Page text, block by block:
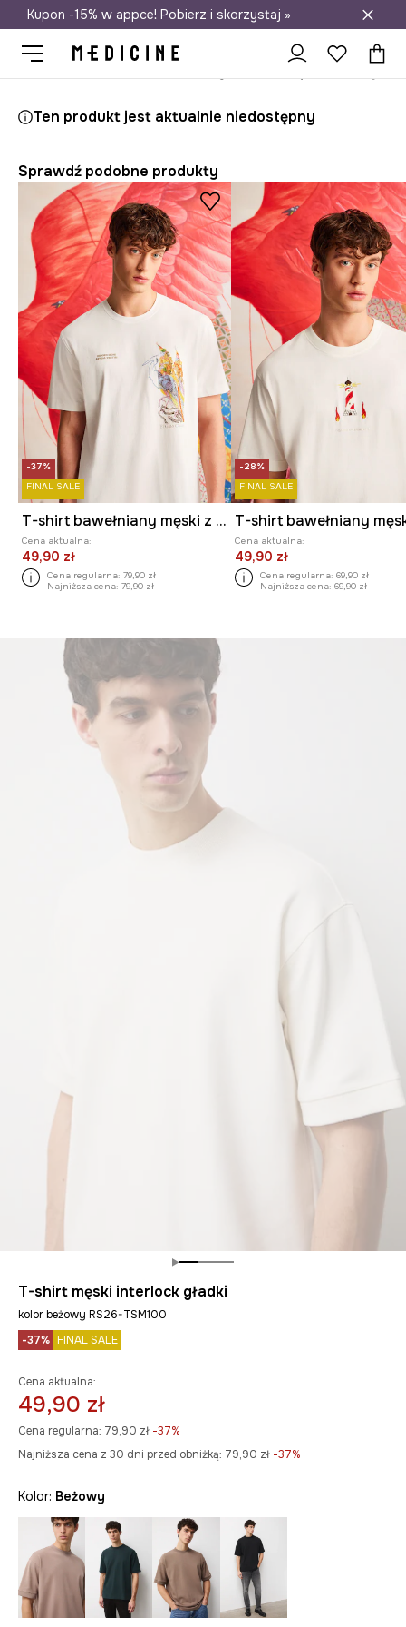
Darmowa dostawa do salonów
Kupon -15% w appce! Pobierz i skorzystaj »
Ten produkt jest aktualnie niedostępny
Sprawdź podobne produkty
-37%
FINAL SALE
T-shirt bawełniany męski z elastanem z kolekcji El Gato Chimney x Medicine kolor beżowy
Cena aktualna:
49,90 zł
Cena regularna: 79,90 zł
Najniższa cena: 79,90 zł
-28%
FINAL SALE
Cena aktualna:
49,90 zł
Cena regularna: 69,90 zł
Najniższa cena: 69,90 zł
T-shirt męski interlock gładki
kolor beżowy RS26-TSM100
-37% FINAL SALE
Cena aktualna:
49,90 zł
Cena regularna: 79,90 zł -37%
Najniższa cena z 30 dni przed obniżką: 79,90 zł -37%
Kolor: beżowy